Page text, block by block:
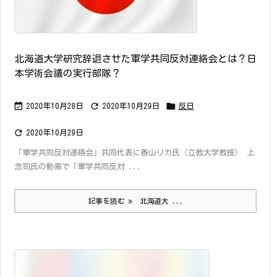
北海道大学研究辞退させた軍学共同反対連絡会とは？日
本学術会議の実行部隊？
 2020年10月28日  2020年10月29日  反日
 2020年10月29日
「軍学共同反対連絡会」共同代表に香山リカ氏（立教大学教授） 上
念司氏の動画で「軍学共同反対 ...
記事を読む 北海道大 ...